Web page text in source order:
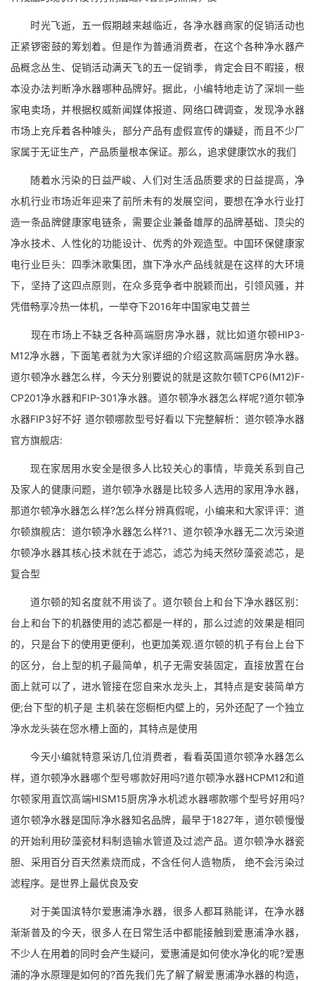
时光飞逝，五一假期越来越临近，各净水器商家的促销活动也
正紧锣密鼓的筹划着。但是作为普通消费者，在这个各种净水器产
品概念丛生、促销活动满天飞的五一促销季，肯定会目不暇接，根
本没办法判断净水器哪种品牌好。据此，小编特地走访了深圳一些
家电卖场，并根据权威新闻媒体报道、网络口碑调查，发现净水器
市场上充斥着各种噱头，部分产品有虚假宣传的嫌疑，而且不少厂
家属于无证生产，产品质量根本保证。那么，追求健康饮水的我们
随着水污染的日益严峻、人们对生活品质要求的日益提高，净
水机行业市场近年迎来了前所未有的发展空间，要想在净水行业打
造一条品牌健康家电链条，需要企业兼备雄厚的品牌基础、顶尖的
净水技术、人性化的功能设计、优秀的外观造型。中国环保健康家
电行业巨头：四季沐歌集团，旗下净水产品线就是在这样的大环境
下，坚持了这四点原则，在众多竞争者中脱颖而出，引领风骚，并
凭借畅享冷热一体机，一举夺下2016年中国家电艾普兰
现在市场上不缺乏各种高端厨房净水器，就比如道尔顿HIP3-
M12净水器，下面笔者就为大家详细的介绍这款高端厨房净水器。
道尔顿净水器怎么样，今天分别要说的就是这款尔顿TCP6(M12)F-
CP201净水器和FIP-301净水器。道尔顿净水器怎么样呢?道尔顿净
水器FIP3好不好 道尔顿哪款型号好看以下完整解析：道尔顿净水器
官方旗舰店:
现在家居用水安全是很多人比较关心的事情，毕竟关系到自己
及家人的健康问题，道尔顿净水器是比较多人选用的家用净水器，
那道尔顿净水器怎么样?怎么样分辨真假呢，小编来和大家评评：道
尔顿旗舰店：道尔顿净水器怎么样?1、道尔顿净水器无二次污染道
尔顿净水器其核心技术就在于滤芯，滤芯为纯天然矽藻瓷滤芯，是
复合型
道尔顿的知名度就不用谈了。道尔顿台上和台下净水器区别：
台上和台下的机器使用的滤芯都是一样的，那么过滤的效果是相同
的，只是台下的使用更便利，也更加美观.道尔顿的机子有台上台下
的区分，台上型的机子最简单，机子无需安装固定，直接放置在台
面上就可以了，进水管接在您自来水龙头上，其特点是安装简单方
便;台下型的机子是 主机装在您橱柜内壁上的，另外还配了一个独立
净水龙头装在您水槽上面的，其特点是使用
今天小编就特意采访几位消费者，看看英国道尔顿净水器怎么
样，道尔顿净水器哪个型号哪款好用吗?道尔顿净水器HCPM12和道
尔顿家用直饮高端HISM15厨房净水机滤水器哪款哪个型号好用吗?
道尔顿净水器是国际净水器知名品牌，最早于1827年，道尔顿慢慢
的开始利用矽藻瓷材料制造输水管道及过滤产品。道尔顿净水器瓷
胆、采用百分百天然素烧而成，不含任何人造物质， 绝不会污染过
滤程序。是世界上最优良及安
对于美国滨特尔爱惠浦净水器，很多人都耳熟能详，在净水器
渐渐普及的今天，很多人在日常生活中都能接触到爱惠浦净水器，
不少人在用着的同时会产生疑问，爱惠浦是如何使水净化的呢?爱惠
浦的净水原理是如何的?首先我们先了解了解爱惠浦净水器的构造，